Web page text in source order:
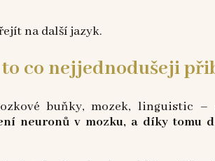
na další jazyk.
to co nejjednodušeji
buňky, mozek, linguistic –
neuronů v mozku, a díky tomu